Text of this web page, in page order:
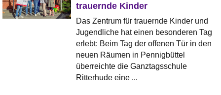
trauernde Kinder
Das Zentrum für trauernde Kinder und
Jugendliche hat einen besonderen Tag
erlebt: Beim Tag der offenen Tür in den
neuen Räumen in Pennigbüttel
überreichte die Ganztagsschule
Ritterhude eine ...